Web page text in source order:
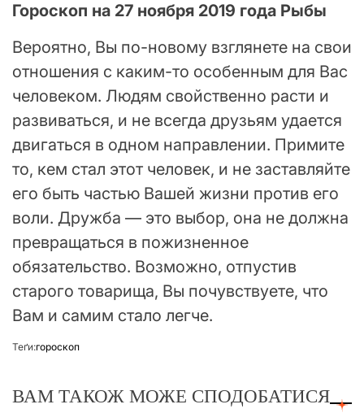
Гороскоп на 27 ноября 2019 года Рыбы
Вероятно, Вы по-новому взглянете на свои
отношения с каким-то особенным для Вас
человеком. Людям свойственно расти и
развиваться, и не всегда друзьям удается
двигаться в одном направлении. Примите
то, кем стал этот человек, и не заставляйте
его быть частью Вашей жизни против его
воли. Дружба — это выбор, она не должна
превращаться в пожизненное
обязательство. Возможно, отпустив
старого товарища, Вы почувствуете, что
Вам и самим стало легче.
Теґи:гороскоп
ВАМ ТАКОЖ МОЖЕ СПОДОБАТИСЯ